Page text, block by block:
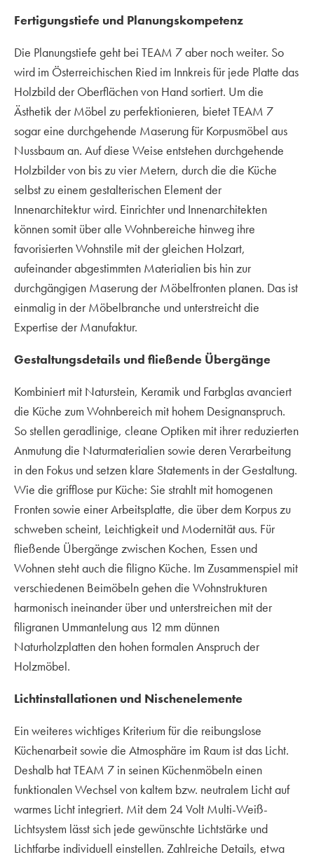
Fertigungstiefe und Planungskompetenz
Die Planungstiefe geht bei TEAM 7 aber noch weiter. So
wird im Österreichischen Ried im Innkreis für jede Platte das
Holzbild der Oberflächen von Hand sortiert. Um die
Ästhetik der Möbel zu perfektionieren, bietet TEAM 7
sogar eine durchgehende Maserung für Korpusmöbel aus
Nussbaum an. Auf diese Weise entstehen durchgehende
Holzbilder von bis zu vier Metern, durch die die Küche
selbst zu einem gestalterischen Element der
Innenarchitektur wird. Einrichter und Innenarchitekten
können somit über alle Wohnbereiche hinweg ihre
favorisierten Wohnstile mit der gleichen Holzart,
aufeinander abgestimmten Materialien bis hin zur
durchgängigen Maserung der Möbelfronten planen. Das ist
einmalig in der Möbelbranche und unterstreicht die
Expertise der Manufaktur.
Gestaltungsdetails und fließende Übergänge
Kombiniert mit Naturstein, Keramik und Farbglas avanciert
die Küche zum Wohnbereich mit hohem Designanspruch.
So stellen geradlinige, cleane Optiken mit ihrer reduzierten
Anmutung die Naturmaterialien sowie deren Verarbeitung
in den Fokus und setzen klare Statements in der Gestaltung.
Wie die grifflose pur Küche: Sie strahlt mit homogenen
Fronten sowie einer Arbeitsplatte, die über dem Korpus zu
schweben scheint, Leichtigkeit und Modernität aus. Für
fließende Übergänge zwischen Kochen, Essen und
Wohnen steht auch die filigno Küche. Im Zusammenspiel mit
verschiedenen Beimöbeln gehen die Wohnstrukturen
harmonisch ineinander über und unterstreichen mit der
filigranen Ummantelung aus 12 mm dünnen
Naturholzplatten den hohen formalen Anspruch der
Holzmöbel.
Lichtinstallationen und Nischenelemente
Ein weiteres wichtiges Kriterium für die reibungslose
Küchenarbeit sowie die Atmosphäre im Raum ist das Licht.
Deshalb hat TEAM 7 in seinen Küchenmöbeln einen
funktionalen Wechsel von kaltem bzw. neutralem Licht auf
warmes Licht integriert. Mit dem 24 Volt Multi-Weiß-
Lichtsystem lässt sich jede gewünschte Lichtstärke und
Lichtfarbe individuell einstellen. Zahlreiche Details, etwa